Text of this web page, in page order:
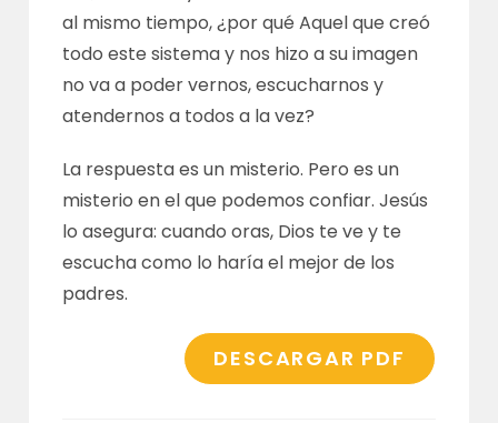
al mismo tiempo, ¿por qué Aquel que creó
todo este sistema y nos hizo a su imagen
no va a poder vernos, escucharnos y
atendernos a todos a la vez?
La respuesta es un misterio. Pero es un
misterio en el que podemos confiar. Jesús
lo asegura: cuando oras, Dios te ve y te
escucha como lo haría el mejor de los
padres.
DESCARGAR PDF